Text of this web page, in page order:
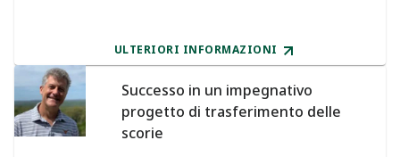
ULTERIORI INFORMAZIONI
Successo in un impegnativo
progetto di trasferimento delle
scorie